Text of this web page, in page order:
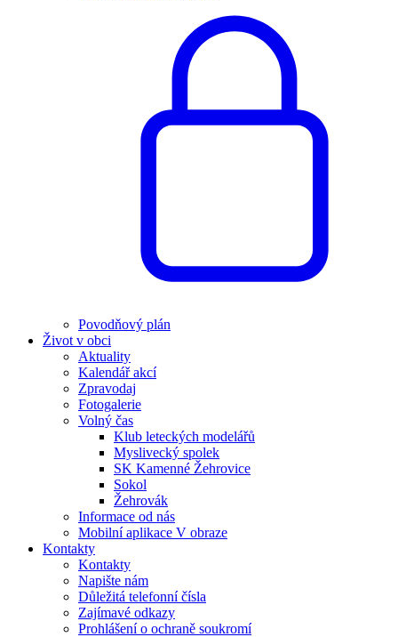
Povodňový plán
Život v obci
Aktuality
Kalendář akcí
Zpravodaj
Fotogalerie
Volný čas
Klub leteckých modelářů
Myslivecký spolek
SK Kamenné Žehrovice
Sokol
Žehrovák
Informace od nás
Mobilní aplikace V obraze
Kontakty
Kontakty
Napište nám
Důležitá telefonní čísla
Zajímavé odkazy
Prohlášení o ochraně soukromí